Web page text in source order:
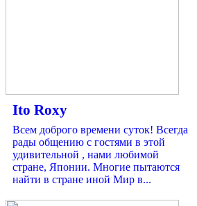
Ito Roxy
Всем доброго времени суток! Всегда
рады общению с гостями в этой
удивительной , нами любимой
стране, Японии. Многие пытаются
найти в стране иной Мир в...